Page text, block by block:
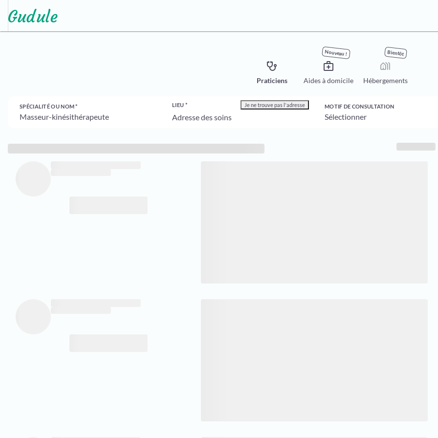
stethoscope
Praticiens
Nouveau !
medical_services
Aides à domicile
Bientôt
holiday_village
Hébergements
SPÉCIALITÉ OU NOM LIEU Je ne trouve pas l'adresse MOTIF DE CONSULTATION